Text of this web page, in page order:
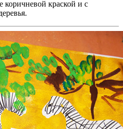
краской и с